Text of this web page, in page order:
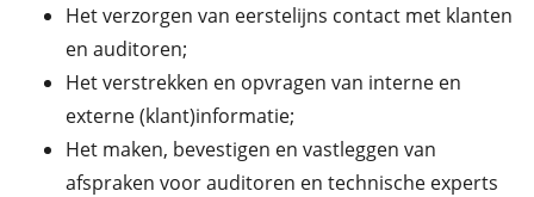
Het verzorgen van eerstelijns contact met klanten
en auditoren;
Het verstrekken en opvragen van interne en
externe (klant)informatie;
Het maken, bevestigen en vastleggen van
afspraken voor auditoren en technische experts